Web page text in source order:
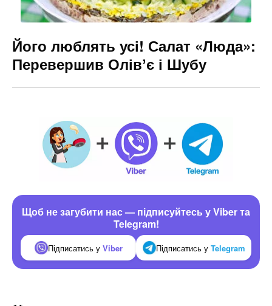
Його люблять усі! Салат «Люда»:
Перевершив Олівʼє і Шубу
Щоб не загубити нас — підписуйтесь у Viber та
Telegram!
Підписатись у Viber Підписатись у Telegram